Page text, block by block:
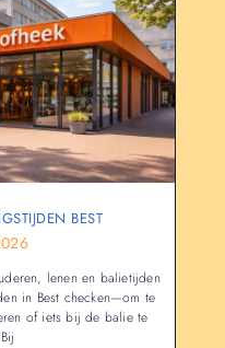
BEST
lenen en balietijden
in Best checken—om te
of iets bij de balie te